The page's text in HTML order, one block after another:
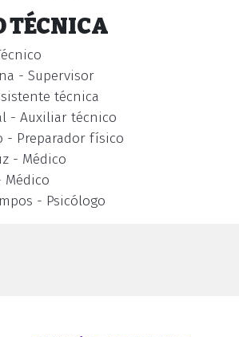
TÉCNICA
- Supervisor
técnica
- Auxiliar técnico
- Preparador físico
- Médico
Médico
- Psicólogo